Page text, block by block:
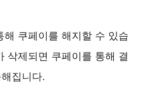
해 쿠페이를 해지할 수 있습
삭제되면 쿠페이를 통해 결
집니다.